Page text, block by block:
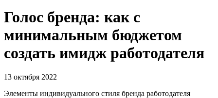
Голос бренда: как с
минимальным бюджетом
создать имидж работодателя
13 октября 2022
Элементы индивидуального стиля бренда работодателя